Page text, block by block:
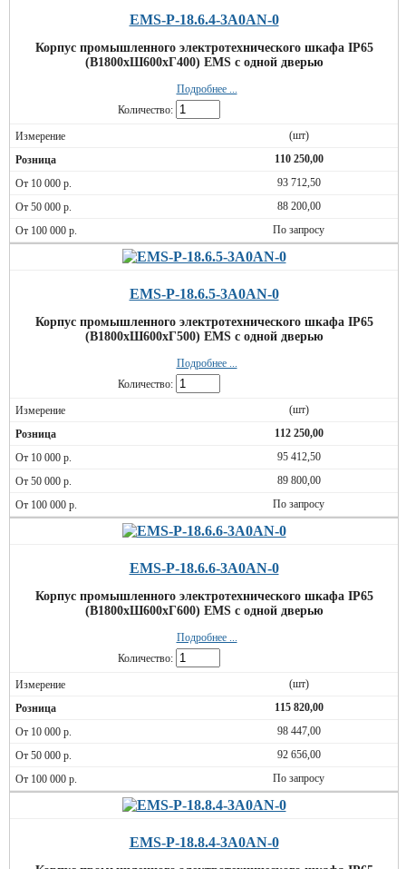
EMS-P-18.6.4-3A0AN-0
Корпус промышленного электротехнического шкафа IP65
(В1800хШ600хГ400) EMS c одной дверью
Подробнее ...
Количество:
(шт)
110 250,00
93 712,50
88 200,00
По запросу
EMS-P-18.6.5-3A0AN-0
Корпус промышленного электротехнического шкафа IP65
(В1800хШ600хГ500) EMS c одной дверью
Подробнее ...
Количество:
(шт)
112 250,00
95 412,50
89 800,00
По запросу
EMS-P-18.6.6-3A0AN-0
Корпус промышленного электротехнического шкафа IP65
(В1800хШ600хГ600) EMS c одной дверью
Подробнее ...
Количество:
(шт)
115 820,00
98 447,00
92 656,00
По запросу
EMS-P-18.8.4-3A0AN-0